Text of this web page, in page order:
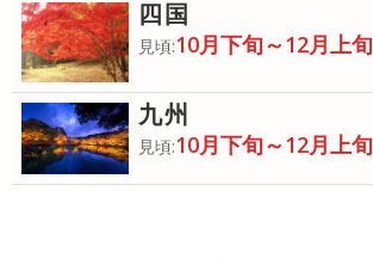
四国
見頃:10月下旬～12月上旬
九州
見頃:10月下旬～12月上旬